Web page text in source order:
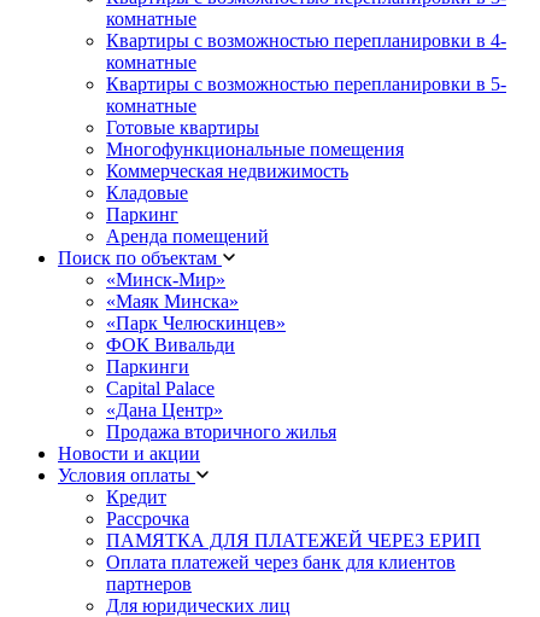
комнатные
Квартиры с возможностью перепланировки в 4-
комнатные
Квартиры с возможностью перепланировки в 5-
комнатные
Готовые квартиры
Многофункциональные помещения
Коммерческая недвижимость
Кладовые
Паркинг
Аренда помещений
Поиск по объектам
«Минск-Мир»
«Маяк Минска»
«Парк Челюскинцев»
ФОК Вивальди
Паркинги
Capital Palace
«Дана Центр»
Продажа вторичного жилья
Новости и акции
Условия оплаты
Кредит
Рассрочка
ПАМЯТКА ДЛЯ ПЛАТЕЖЕЙ ЧЕРЕЗ ЕРИП
Оплата платежей через банк для клиентов
партнеров
Для юридических лиц